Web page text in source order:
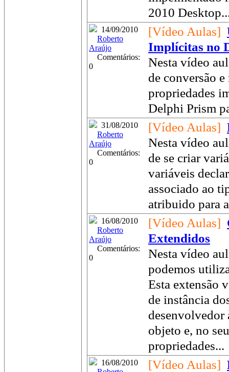
2010
14/09/2010
Roberto
Araújo
Comentários:
0
[Vídeo Aulas]
Implícitas no
Nesta vídeo
de conversão
propriedades
Delphi Prism
31/08/2010
Roberto
Araújo
Comentários:
0
[Vídeo Aulas]
Nesta vídeo
de se criar
variáveis
associado ao
atribuido para
16/08/2010
Roberto
Araújo
Comentários:
0
[Vídeo Aulas]
Extendidos
Nesta vídeo
podemos
Esta extensão
de instância
desenvolvedor
objeto e, no
propriedades...
16/08/2010
[Vídeo Aulas]